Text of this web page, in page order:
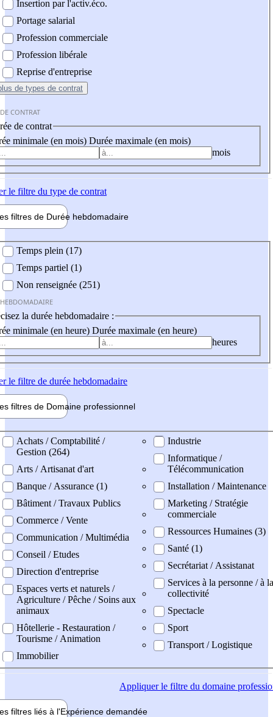
Insertion par l'activ.éco.
Portage salarial
Profession commerciale
Profession libérale
Reprise d'entreprise
de types de contrat
CONTRAT
de contrat
minimale (en mois) Durée maximale (en mois)
mois
le filtre du type de contrat
filtres de Durée hebdomadaire
Temps plein (17)
Temps partiel (1)
Non renseignée (251)
la durée hebdomadaire :
minimale (en heure) Durée maximale (en heure)
heures
le filtre de durée hebdomadaire
filtres de Domaine professionnel
professionel
Achats / Comptabilité /
Gestion (264)
Arts / Artisanat d'art
Banque / Assurance (1)
Bâtiment / Travaux Publics
Commerce / Vente
Communication / Multimédia
Conseil / Etudes
Direction d'entreprise
Espaces verts et naturels /
Agriculture / Pêche / Soins aux
animaux
Hôtellerie - Restauration /
Tourisme / Animation
Immobilier
Industrie
Informatique /
Télécommunication
Installation / Maintenance
Marketing / Stratégie
commerciale
Ressources Humaines (3)
Santé (1)
Secrétariat / Assistanat
Services à la personne / à la
collectivité
Spectacle
Sport
Transport / Logistique
Appliquerle filtre du domaine
filtres liés à l'Expérience demandée